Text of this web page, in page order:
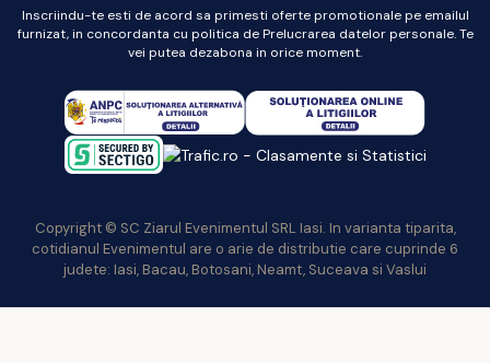
Inscriindu-te esti de acord sa primesti oferte promotionale pe emailul
furnizat, in concordanta cu politica de Prelucrarea datelor personale. Te
vei putea dezabona in orice moment.
Copyright © SC Ziarul Evenimentul SRL Iasi. In varianta tiparita,
cotidianul Evenimentul are o arie de distributie care cuprinde 6
judete: Iasi, Bacau, Botosani, Neamt, Suceava si Vaslui